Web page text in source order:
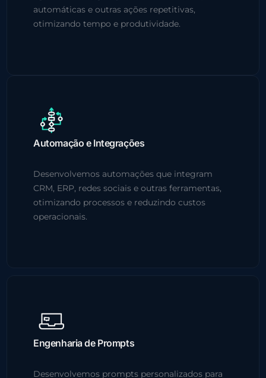
automáticas e outras ações repetitivas,
otimizando tempo e produtividade.
Automação e Integrações
Desenvolvemos automações que integram
CRM, ERP, redes sociais e outras ferramentas,
otimizando processos e reduzindo custos
operacionais.
Engenharia de Prompts
Desenvolvemos prompts personalizados para